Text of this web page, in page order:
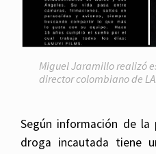
Miguel Jaramillo realizó
director colombiano de
Según información de la
droga incautada tiene